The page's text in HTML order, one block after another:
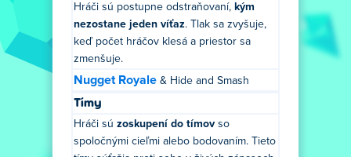
Hráči sú postupne odstraňovaní, kým
nezostane jeden víťaz. Tlak sa zvyšuje,
keď počet hráčov klesá a priestor sa
zmenšuje.
Nugget Royale & Hide and Smash
Tímy
Hráči sú zoskupení do tímov so
spoločnými cieľmi alebo bodovaním. Tieto